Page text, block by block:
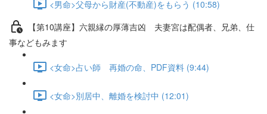
<男命>父母から財産(不動産)をもらう (10:58)
【第10講座】六親縁の厚薄吉凶 夫妻宮は配偶者、兄弟、仕
事などもみます
<女命>占い師 再婚の命、PDF資料 (9:44)
<女命>別居中、離婚を検討中 (12:01)